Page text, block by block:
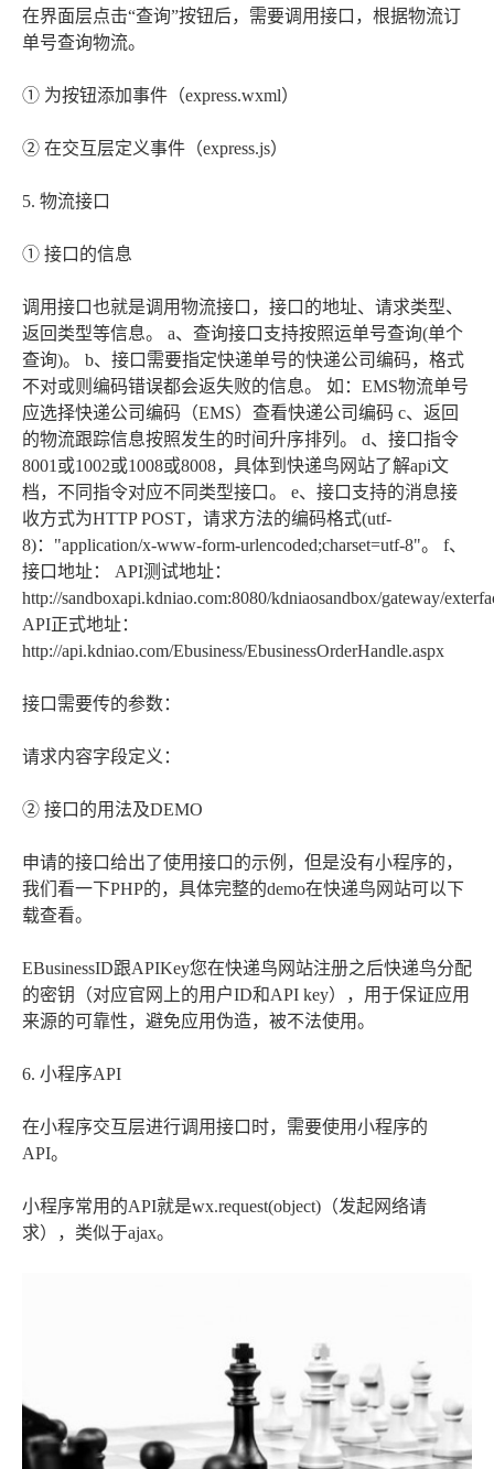
在界面层点击“查询”按钮后，需要调用接口，根据物流订
单号查询物流。
① 为按钮添加事件（express.wxml）
② 在交互层定义事件（express.js）
5. 物流接口
① 接口的信息
调用接口也就是调用物流接口，接口的地址、请求类型、
返回类型等信息。 a、查询接口支持按照运单号查询(单个
查询)。 b、接口需要指定快递单号的快递公司编码，格式
不对或则编码错误都会返失败的信息。 如：EMS物流单号
应选择快递公司编码（EMS）查看快递公司编码 c、返回
的物流跟踪信息按照发生的时间升序排列。 d、接口指令
8001或1002或1008或8008，具体到快递鸟网站了解api文
档，不同指令对应不同类型接口。 e、接口支持的消息接
收方式为HTTP POST，请求方法的编码格式(utf-
8)："application/x-www-form-urlencoded;charset=utf-8"。 f、
接口地址： API测试地址：
http://sandboxapi.kdniao.com:8080/kdniaosandbox/gateway/
API正式地址：
http://api.kdniao.com/Ebusiness/EbusinessOrderHandle.aspx
接口需要传的参数：
请求内容字段定义：
② 接口的用法及DEMO
申请的接口给出了使用接口的示例，但是没有小程序的，
我们看一下PHP的，具体完整的demo在快递鸟网站可以下
载查看。
EBusinessID跟APIKey您在快递鸟网站注册之后快递鸟分配
的密钥（对应官网上的用户ID和API key），用于保证应用
来源的可靠性，避免应用伪造，被不法使用。
6. 小程序API
在小程序交互层进行调用接口时，需要使用小程序的
API。
小程序常用的API就是wx.request(object)（发起网络请
求），类似于ajax。